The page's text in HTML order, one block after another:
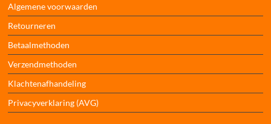
Algemene voorwaarden
Retourneren
Betaalmethoden
Verzendmethoden
Klachtenafhandeling
Privacyverklaring (AVG)